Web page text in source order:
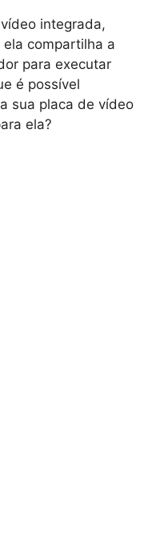
integrada,
compartilha a
para executar
é possível
sua placa de vídeo
ela?